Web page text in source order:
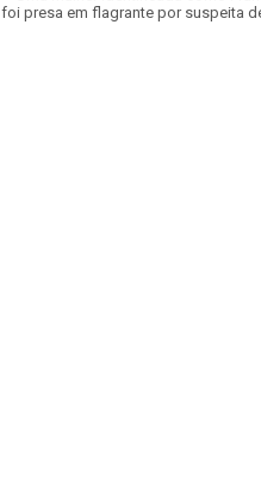
foi presa em flagrante por suspeita